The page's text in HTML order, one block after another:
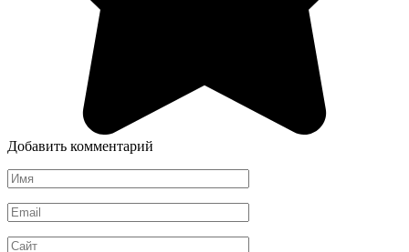
Добавить комментарий
Имя
*
Email
*
Сайт